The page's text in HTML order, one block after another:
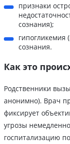
признаки
сознания);
гипогликемия
сознания.
Как это
Родственники
анонимно). Врач
фиксирует
угрозы
госпитализацию